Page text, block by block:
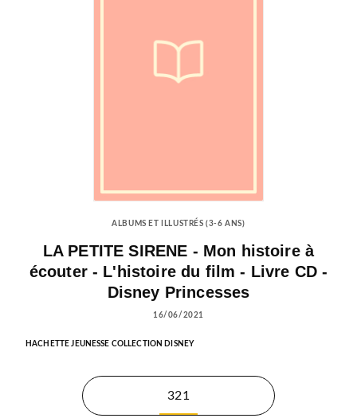
ALBUMS ET ILLUSTRÉS (3-6 ANS)
LA PETITE SIRENE - Mon histoire à
écouter - L'histoire du film - Livre CD -
Disney Princesses
16/06/2021
HACHETTE JEUNESSE COLLECTION DISNEY
321